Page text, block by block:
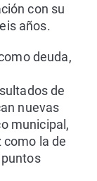
con su
años.
deuda,
de
nuevas
municipal,
como la de